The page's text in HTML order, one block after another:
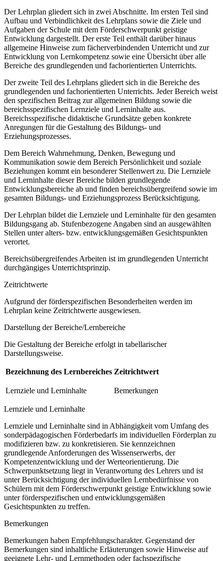
Der Lehrplan gliedert sich in zwei Abschnitte. Im ersten Teil sind
Aufbau und Verbindlichkeit des Lehrplans sowie die Ziele und
Aufgaben der Schule mit dem Förderschwerpunkt geistige
Entwicklung dargestellt. Der erste Teil enthält darüber hinaus
allgemeine Hinweise zum fächerverbindenden Unterricht und zur
Entwicklung von Lernkompetenz sowie eine Übersicht über alle
Bereiche des grundlegenden und fachorientierten Unterrichts.
Der zweite Teil des Lehrplans gliedert sich in die Bereiche des
grundlegenden und fachorientierten Unterrichts. Jeder Bereich weist
den spezifischen Beitrag zur allgemeinen Bildung sowie die
bereichsspezifischen Lernziele und Lerninhalte aus.
Bereichsspezifische didaktische Grundsätze geben konkrete
Anregungen für die Gestaltung des Bildungs- und
Erziehungsprozesses.
Dem Bereich Wahrnehmung, Denken, Bewegung und
Kommunikation sowie dem Bereich Persönlichkeit und soziale
Beziehungen kommt ein besonderer Stellenwert zu. Die Lernziele
und Lerninhalte dieser Bereiche bilden grundlegende
Entwicklungsbereiche ab und finden bereichsübergreifend sowie im
gesamten Bildungs- und Erziehungsprozess Berücksichtigung.
Der Lehrplan bildet die Lernziele und Lerninhalte für den gesamten
Bildungsgang ab. Stufenbezogene Angaben sind an ausgewählten
Stellen unter alters- bzw. entwicklungsgemäßen Gesichtspunkten
verortet.
Bereichsübergreifendes Arbeiten ist im grundlegenden Unterricht
durchgängiges Unterrichtsprinzip.
Zeitrichtwerte
Aufgrund der förderspezifischen Besonderheiten werden im
Lehrplan keine Zeitrichtwerte ausgewiesen.
Darstellung der Bereiche/Lernbereiche
Die Gestaltung der Bereiche erfolgt in tabellarischer
Darstellungsweise.
Bezeichnung des Lernbereiches Zeitrichtwert
Lernziele und Lerninhalte Bemerkungen
Lernziele und Lerninhalte
Lernziele und Lerninhalte sind in Abhängigkeit vom Umfang des
sonderpädagogischen Förderbedarfs im individuellen Förderplan zu
modifizieren bzw. zu konkretisieren. Sie kennzeichnen
grundlegende Anforderungen des Wissenserwerbs, der
Kompetenzentwicklung und der Werteorientierung. Die
Schwerpunktsetzung liegt in Verantwortung des Lehrers und ist
unter Berücksichtigung der individuellen Lernbedürfnisse von
Schülern mit dem Förderschwerpunkt geistige Entwicklung sowie
unter förderspezifischen und entwicklungsgemäßen
Gesichtspunkten zu treffen.
Bemerkungen
Bemerkungen haben Empfehlungscharakter. Gegenstand der
Bemerkungen sind inhaltliche Erläuterungen sowie Hinweise auf
geeignete Lehr- und Lernmethoden oder fachspezifische